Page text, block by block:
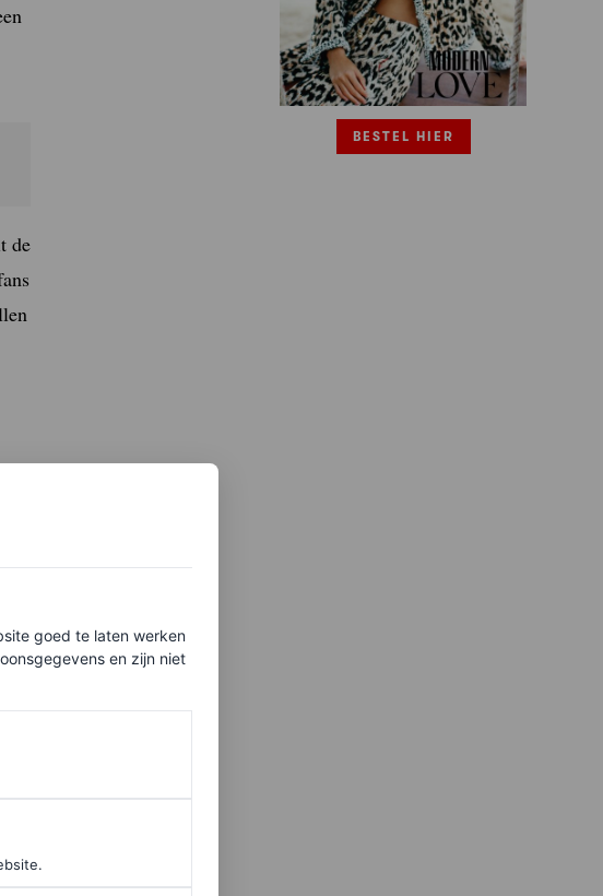
de
BESTEL HIER
goed te laten werken
en zijn niet